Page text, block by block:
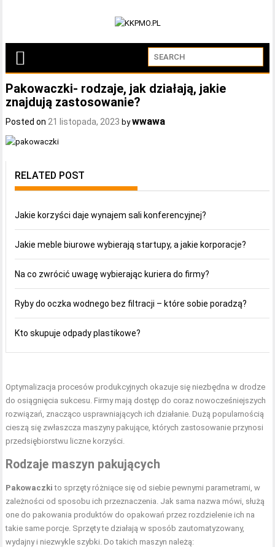
Pakowaczki- rodzaje, jak działają, jakie
znajdują zastosowanie?
Posted on 21 listopada, 2023 bywwawa
RELATED POST
Jakie korzyści daje wynajem sali konferencyjnej?
Jakie meble biurowe wybierają startupy, a jakie korporacje?
Na co zwrócić uwagę wybierając kuriera do firmy?
Ryby do oczka wodnego bez filtracji – które sobie poradzą?
Kto skupuje odpady plastikowe?
Optymalizacja procesów produkcyjnych okazuje się niezbędna w drodze
do osiągnięcia sukcesu. Firmy mają dostęp do coraz nowocześniejszych
rozwiązań, znacząco usprawniających ich działanie. Dużą popularnością
cieszą się zwłaszcza maszyny pakujące, których zastosowanie przynosi
przedsiębiorstwu liczne korzyści.
Rodzaje maszyn pakujących
Pakowaczkito sprzęty różniące się od siebie pewnymi parametrami, w
zależności od sposobu ich przeznaczenia. Jak sama nazwa mówi, służą
one do pakowania produktów do opakowań przez rozdzielenie ich na
takie same porcje. Sprzęty te działają w sposób zautomatyzowany,
wydajny i niezwykle szybki. Do takich maszyn należą: